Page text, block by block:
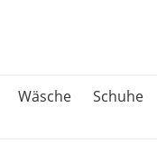
Wäsche Schuhe